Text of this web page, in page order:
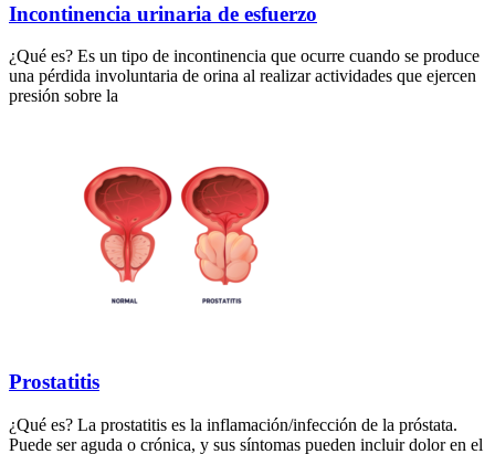
Incontinencia urinaria de esfuerzo
¿Qué es? Es un tipo de incontinencia que ocurre cuando se produce
una pérdida involuntaria de orina al realizar actividades que ejercen
presión sobre la
Prostatitis
¿Qué es? La prostatitis es la inflamación/infección de la próstata.
Puede ser aguda o crónica, y sus síntomas pueden incluir dolor en el